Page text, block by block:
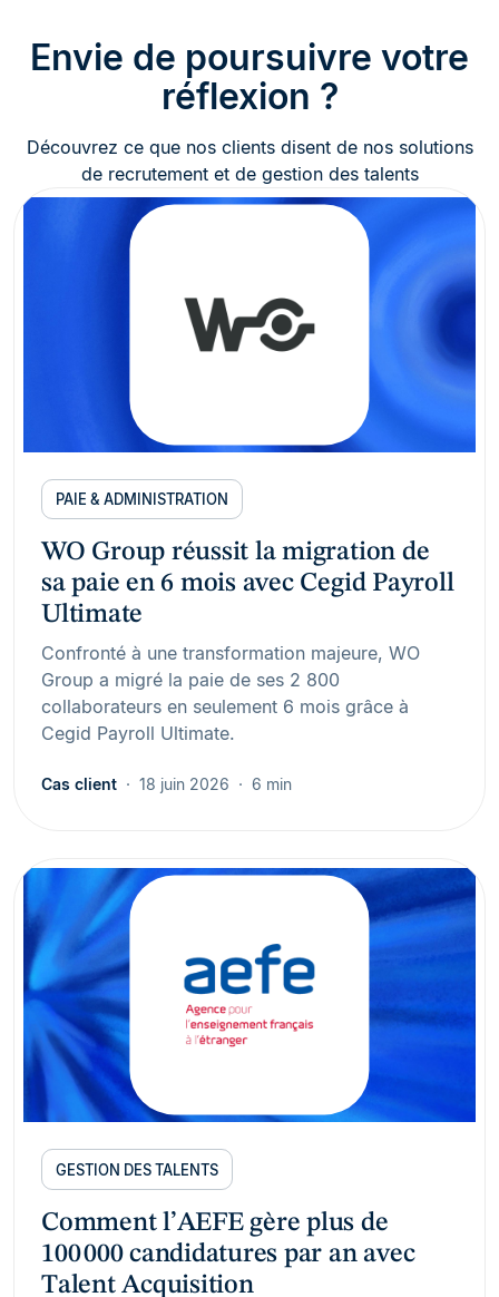
Envie de poursuivre votre
réflexion ?
Découvrez ce que nos clients disent de nos solutions
de recrutement et de gestion des talents
PAIE & ADMINISTRATION
WO Group réussit la migration de
sa paie en 6 mois avec Cegid Payroll
Ultimate
Confronté à une transformation majeure, WO
Group a migré la paie de ses 2 800
collaborateurs en seulement 6 mois grâce à
Cegid Payroll Ultimate.
Cas client 18 juin 2026 6 min
GESTION DES TALENTS
Comment l’AEFE gère plus de
100 000 candidatures par an avec
Talent Acquisition